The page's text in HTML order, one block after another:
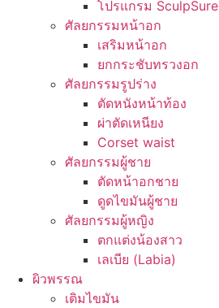
โปรแกรม SculpSure
ศัลยกรรมหน้าอก
เสริมหน้าอก
ยกกระชับทรวงอก
ศัลยกรรมรูปร่าง
ตัดหนังหน้าท้อง
ผ่าตัดเหนียง
Corset waist
ศัลยกรรมผู้ชาย
ตัดหน้าอกชาย
ดูดไขมันผู้ชาย
ศัลยกรรมผู้หญิง
ตกแต่งน้องสาว
เลเบีย (Labia)
ผิวพรรณ
เติมไขมัน